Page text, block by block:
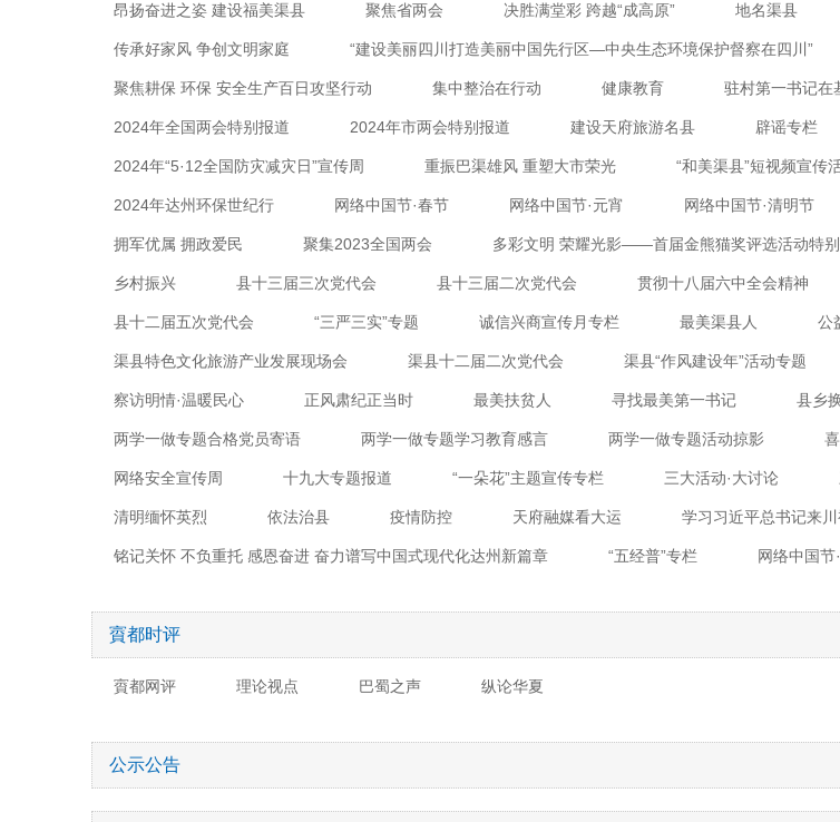
昂扬奋进之姿 建设福美渠县 聚焦省两会 决胜满堂彩 跨越“成高原” 地名渠县
传承好家风 争创文明家庭 “建设美丽四川打造美丽中国先行区—中央生态环境保护督察在四川”
聚焦耕保 环保 安全生产百日攻坚行动 集中整治在行动 健康教育 驻村第一书记在
2024年全国两会特别报道 2024年市两会特别报道 建设天府旅游名县 辟谣专栏
2024年“5·12全国防灾减灾日”宣传周 重振巴渠雄风 重塑大市荣光 “和美渠县”短视频宣传
2024年达州环保世纪行 网络中国节·春节 网络中国节·元宵 网络中国节·清明节
拥军优属 拥政爱民 聚集2023全国两会 多彩文明 荣耀光影——首届金熊猫奖评选活动特
乡村振兴 县十三届三次党代会 县十三届二次党代会 贯彻十八届六中全会精神
县十二届五次党代会 “三严三实”专题 诚信兴商宣传月专栏 最美渠县人 公
渠县特色文化旅游产业发展现场会 渠县十二届二次党代会 渠县“作风建设年”活动专题
察访明情·温暖民心 正风肃纪正当时 最美扶贫人 寻找最美第一书记 县乡
两学一做专题合格党员寄语 两学一做专题学习教育感言 两学一做专题活动掠影
网络安全宣传周 十九大专题报道 “一朵花”主题宣传专栏 三大活动·大讨论
清明缅怀英烈 依法治县 疫情防控 天府融媒看大运 学习习近平总书记来
铭记关怀 不负重托 感恩奋进 奋力谱写中国式现代化达州新篇章 “五经普”专栏 网络中国节
賨都时评
賨都网评 理论视点 巴蜀之声 纵论华夏
公示公告